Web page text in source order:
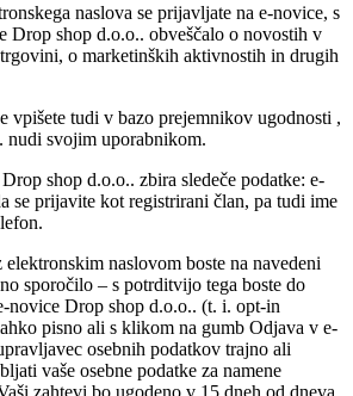
naslova se prijavljate na e-novice, s
Drop shop d.o.o.. obveščalo o novostih v
o marketinških aktivnostih in drugih
vpišete tudi v bazo prejemnikov ugodnosti ,
svojim uporabnikom.
shop d.o.o.. zbira sledeče podatke: e-
se prijavite kot registrirani član, pa tudi ime
elektronskim naslovom boste na navedeni
sporočilo – s potrditvijo tega boste do
novice Drop shop d.o.o.. (t. i. opt-in
pisno ali s klikom na gumb Odjava v e-
osebnih podatkov trajno ali
vaše osebne podatke za namene
zahtevi bo ugodeno v 15 dneh od dneva